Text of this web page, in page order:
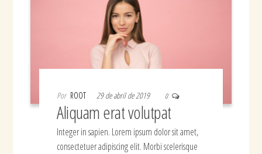
Por ROOT 29 de abril de 2019 0
Aliquam erat volutpat
Integer in sapien. Lorem ipsum dolor sit amet,
consectetuer adipiscing elit. Morbi scelerisque